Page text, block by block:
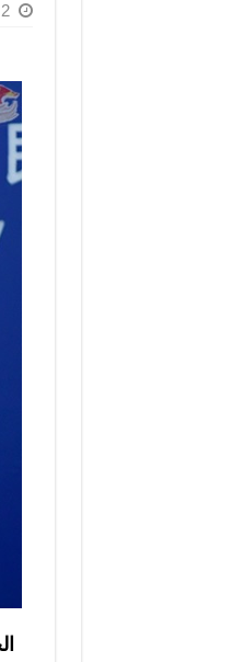
2 يونيو، 2026